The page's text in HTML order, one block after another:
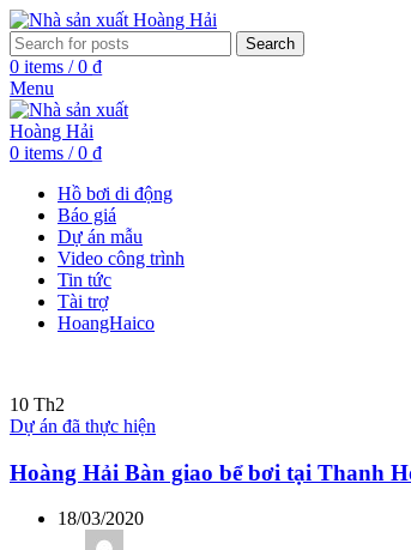
Search
0 items / 0 ₫
Menu
0 items / 0 ₫
Hồ bơi di động
Báo giá
Dự án mẫu
Video công trình
Tin tức
Tài trợ
HoangHaico
10 Th2
Dự án đã thực hiện
Hoàng Hải Bàn giao bể bơi tại Thanh
18/03/2020